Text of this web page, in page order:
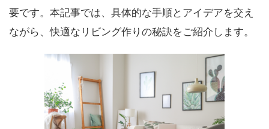
要です。本記事では、具体的な手順とアイデアを交え
ながら、快適なリビング作りの秘訣をご紹介します。